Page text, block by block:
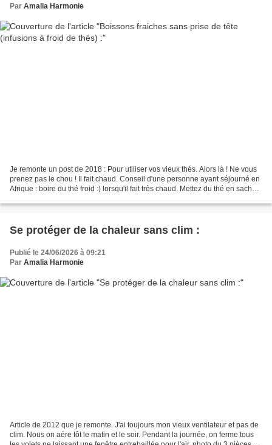
Par Amalia Harmonie
Je remonte un post de 2018 : Pour utiliser vos vieux thés. Alors là ! Ne vous
prenez pas le chou ! Il fait chaud. Conseil d'une personne ayant séjourné en
Afrique : boire du thé froid :) lorsqu'il fait très chaud. Mettez du thé en sachet
Se protéger de la chaleur sans clim :
Publié le 24/06/2026 à 09:21
Par Amalia Harmonie
Article de 2012 que je remonte. J'ai toujours mon vieux ventilateur et pas de
clim. Nous on aére tôt le matin et le soir. Pendant la journée, on ferme tous